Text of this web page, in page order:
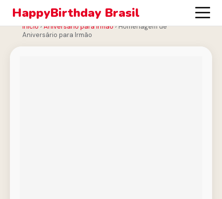
HappyBirthday Brasil
Início›Aniversário para Irmão›Homenagem de
Aniversário para Irmão